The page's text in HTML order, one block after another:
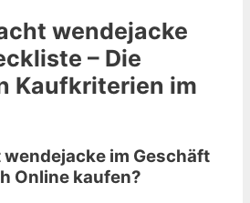
wendejacke
– Die
Kaufkriterien im
im Geschäft
Online kaufen?